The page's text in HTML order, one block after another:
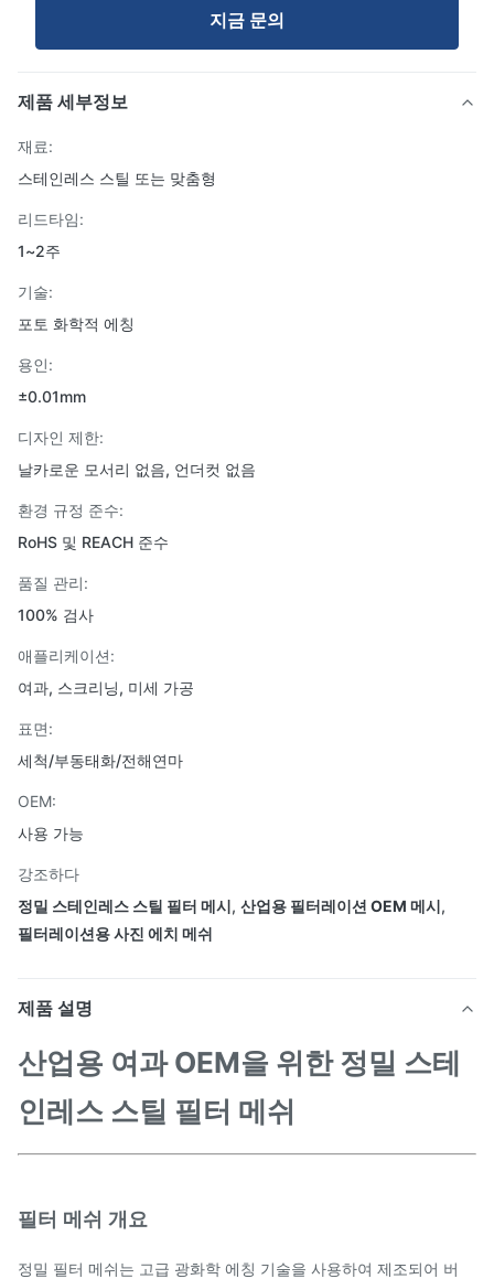
지금 문의
제품 세부정보
재료:
스테인레스 스틸 또는 맞춤형
리드타임:
1~2주
기술:
포토 화학적 에칭
용인:
±0.01mm
디자인 제한:
날카로운 모서리 없음, 언더컷 없음
환경 규정 준수:
RoHS 및 REACH 준수
품질 관리:
100% 검사
애플리케이션:
여과, 스크리닝, 미세 가공
표면:
세척/부동태화/전해연마
OEM:
사용 가능
강조하다
정밀 스테인레스 스틸 필터 메시, 산업용 필터레이션 OEM 메시,
필터레이션용 사진 에치 메쉬
제품 설명
산업용 여과 OEM을 위한 정밀 스테
인레스 스틸 필터 메쉬
필터 메쉬 개요
정밀 필터 메쉬는 고급 광화학 에칭 기술을 사용하여 제조되어 버